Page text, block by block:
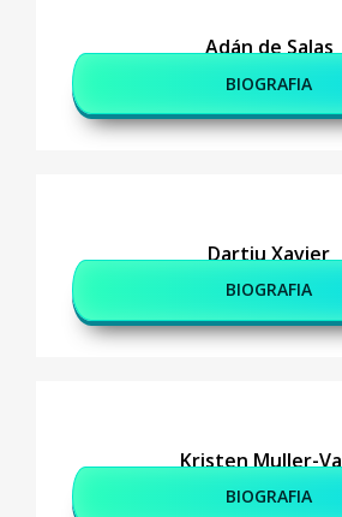
Adán de Salas
BIOGRAFIA
Dartiu Xavier
BIOGRAFIA
Kristen Muller-
BIOGRAFIA